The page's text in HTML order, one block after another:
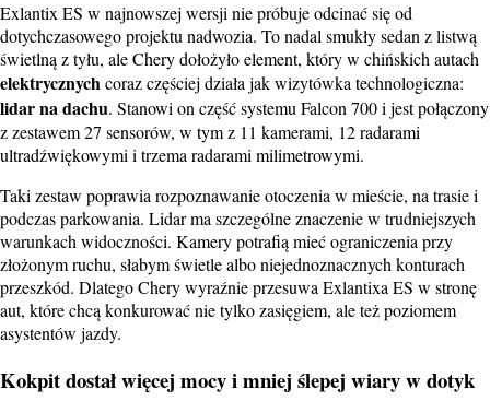
Exlantix ES w najnowszej wersji nie próbuje odcinać się od
dotychczasowego projektu nadwozia. To nadal smukły sedan z listwą
świetlną z tyłu, ale Chery dołożyło element, który w chińskich autach
elektrycznychcoraz częściej działa jak wizytówka technologiczna:
lidar na dachu. Stanowi on część systemu Falcon 700 i jest połączony
z zestawem 27 sensorów, w tym z 11 kamerami, 12 radarami
ultradźwiękowymi i trzema radarami milimetrowymi.
Taki zestaw poprawia rozpoznawanie otoczenia w mieście, na trasie i
podczas parkowania. Lidar ma szczególne znaczenie w trudniejszych
warunkach widoczności. Kamery potrafią mieć ograniczenia przy
złożonym ruchu, słabym świetle albo niejednoznacznych konturach
przeszkód. Dlatego Chery wyraźnie przesuwa Exlantixa ES w stronę
aut, które chcą konkurować nie tylko zasięgiem, ale też poziomem
asystentów jazdy.
Kokpit dostał więcej mocy i mniej ślepej wiary w dotyk